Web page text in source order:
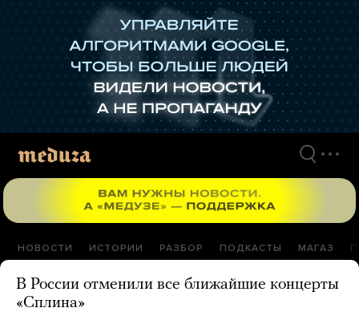
НОВОСТИ ИСТОРИИ РАЗБОР ПОДКАСТЫ МАГАЗ
В России отменили все ближайшие концерты
«Сплина»